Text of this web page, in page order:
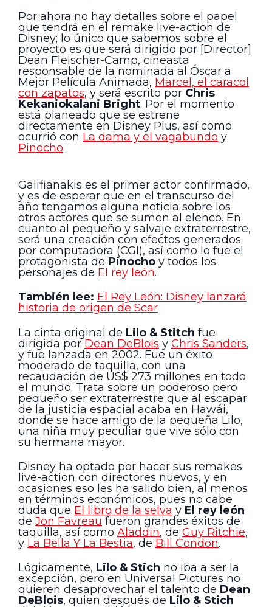
Por ahora no hay detalles sobre el papel
que tendrá en el remake live-action de
Disney; lo único que sabemos sobre el
proyecto es que será dirigido por [Director]
Dean Fleischer-Camp, cineasta
responsable de la nominada al Óscar a
Mejor Película Animada, Marcel, el caracol
con zapatos, y será escrito por Chris
Kekaniokalani Bright. Por el momento
está planeado que se estrene
directamente en Disney Plus, así como
ocurrió con La dama y el vagabundo y
Pinocho.
Galifianakis es el primer actor confirmado,
y es de esperar que en el transcurso del
año tengamos alguna noticia sobre los
otros actores que se sumen al elenco. En
cuanto al pequeño y salvaje extraterrestre,
será una creación con efectos generados
por computadora (CGI), así como lo fue el
protagonista de Pinocho y todos los
personajes de El rey león.
También lee: El Rey León: Disney lanzará
historia de origen de Scar
La cinta original de Lilo & Stitch fue
dirigida porDean DeBlois y Chris Sanders,
y fue lanzada en 2002. Fue un éxito
moderado de taquilla, con una
recaudación de US$ 273 millones en todo
el mundo. Trata sobre un poderoso pero
pequeño ser extraterrestre que al escapar
de la justicia espacial acaba en Hawái,
donde se hace amigo de la pequeña Lilo,
una niña muy peculiar que vive sólo con
su hermana mayor.
Disney ha optado por hacer sus remakes
live-action con directores nuevos, y en
ocasiones eso les ha salido bien, al menos
en términos económicos, pues no cabe
duda que El libro de la selva y El rey león
de Jon Favreau fueron grandes éxitos de
taquilla, así como Aladdin, de Guy Ritchie,
y La Bella Y La Bestia, de Bill Condon.
Lógicamente, Lilo & Stich no iba a ser la
excepción, pero en Universal Pictures no
quieren desaprovechar el talento de Dean
DeBlois, quien después de Lilo & Stich